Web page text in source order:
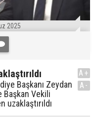
2025
Başkanı Zeydan
Başkan Vekili
A+
A-